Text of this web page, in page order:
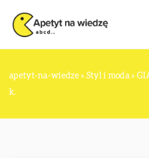
apetyt-na-wiedze» Styl i moda »
k.